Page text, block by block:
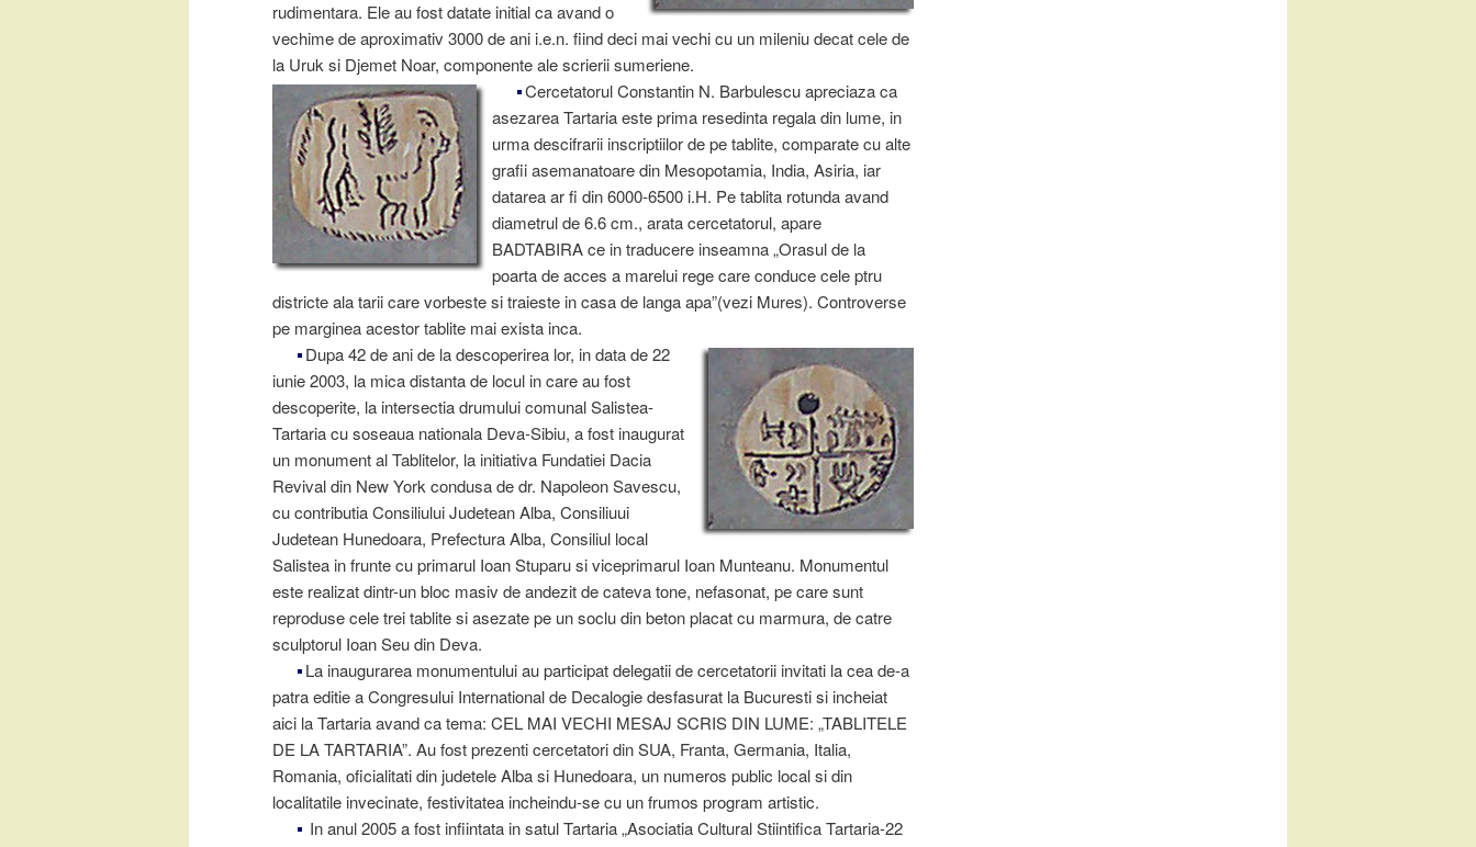
rudimentara. Ele au fost datate initial ca avand o
vechime de aproximativ 3000 de ani i.e.n. fiind deci mai vechi cu un mileniu decat cele de
la Uruk si Djemet Noar, componente ale scrierii sumeriene.
Cercetatorul Constantin N. Barbulescu apreciaza ca
asezarea Tartaria este prima resedinta regala din lume, in
urma descifrarii inscriptiilor de pe tablite, comparate cu alte
grafii asemanatoare din Mesopotamia, India, Asiria, iar
datarea ar fi din 6000-6500 i.H. Pe tablita rotunda avand
diametrul de 6.6 cm., arata cercetatorul, apare
BADTABIRA ce in traducere inseamna „Orasul de la
poarta de acces a marelui rege care conduce cele ptru
districte ala tarii care vorbeste si traieste in casa de langa apa”(vezi Mures). Controverse
pe marginea acestor tablite mai exista inca.
Dupa 42 de ani de la descoperirea lor, in data de 22
iunie 2003, la mica distanta de locul in care au fost
descoperite, la intersectia drumului comunal Salistea-
Tartaria cu soseaua nationala Deva-Sibiu, a fost inaugurat
un monument al Tablitelor, la initiativa Fundatiei Dacia
Revival din New York condusa de dr. Napoleon Savescu,
cu contributia Consiliului Judetean Alba, Consiliuui
Judetean Hunedoara, Prefectura Alba, Consiliul local
Salistea in frunte cu primarul Ioan Stuparu si viceprimarul Ioan Munteanu. Monumentul
este realizat dintr-un bloc masiv de andezit de cateva tone, nefasonat, pe care sunt
reproduse cele trei tablite si asezate pe un soclu din beton placat cu marmura, de catre
sculptorul Ioan Seu din Deva.
La inaugurarea monumentului au participat delegatii de cercetatorii invitati la cea de-a
patra editie a Congresului International de Decalogie desfasurat la Bucuresti si incheiat
aici la Tartaria avand ca tema: CEL MAI VECHI MESAJ SCRIS DIN LUME: „TABLITELE
DE LA TARTARIA”. Au fost prezenti cercetatori din SUA, Franta, Germania, Italia,
Romania, oficialitati din judetele Alba si Hunedoara, un numeros public local si din
localitatile invecinate, festivitatea incheindu-se cu un frumos program artistic.
In anul 2005 a fost infiintata in satul Tartaria „Asociatia Cultural Stiintifica Tartaria-22